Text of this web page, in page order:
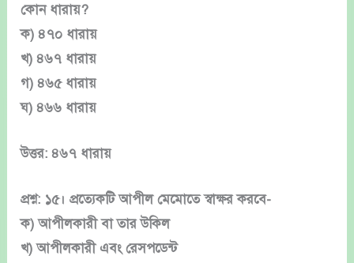
কোন ধারায়?
ক) ৪৭০ ধারায়
খ) ৪৬৭ ধারায়
গ) ৪৬৫ ধারায়
ঘ) ৪৬৬ ধারায়
উত্তর: ৪৬৭ ধারায়
প্রশ্ন: ১৫। প্রত্যেকটি আপীল মেমোতে স্বাক্ষর করবে-
ক) আপীলকারী বা তার উকিল
খ) আপীলকারী এবং রেসপডেন্ট